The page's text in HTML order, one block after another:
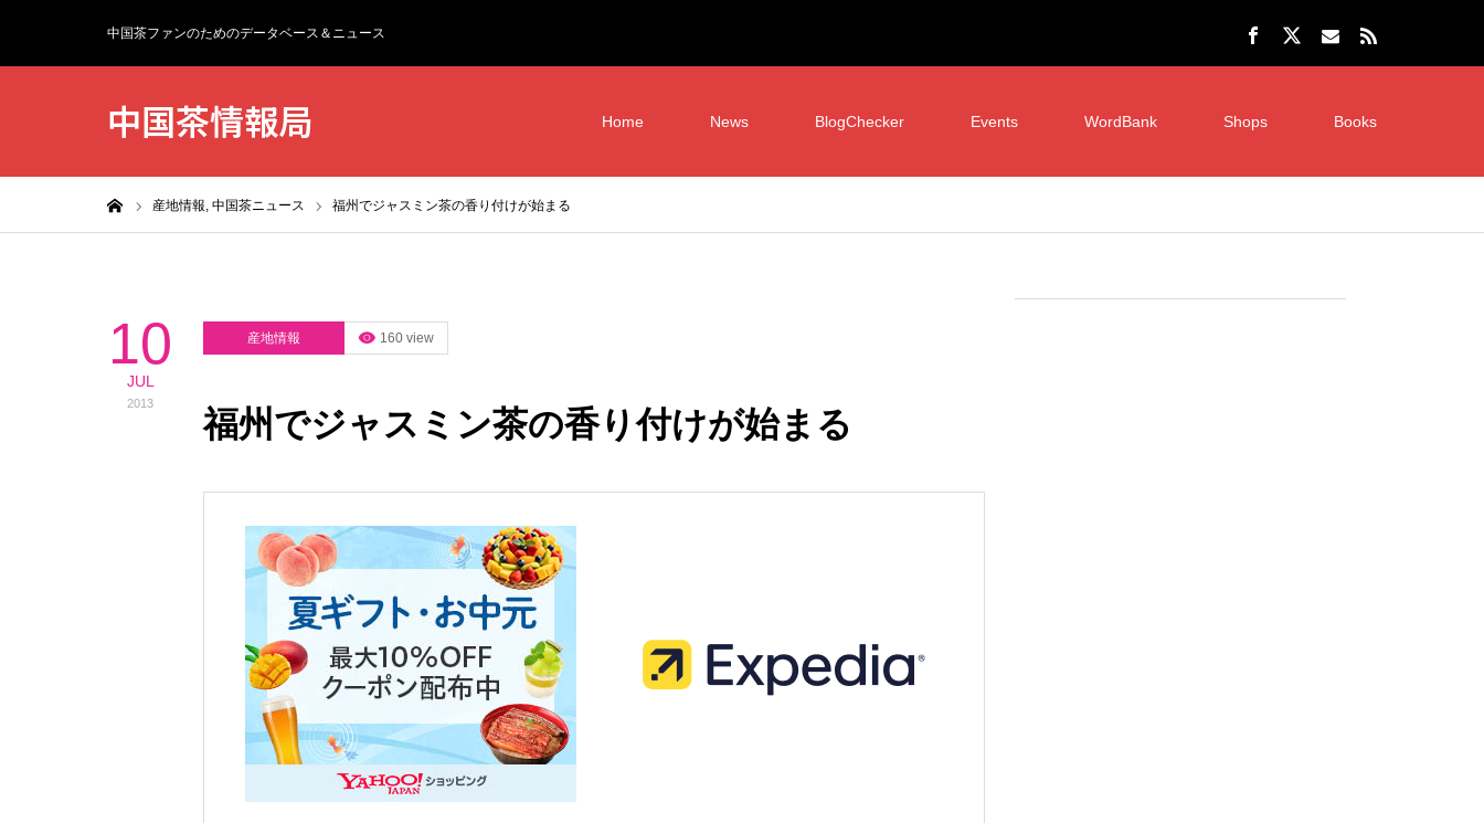
中国茶ファンのためのデータベース＆ニュース
中国茶情報局 Home News BlogChecker Events WordBank Shops Books
産地情報, 中国茶ニュース 福州でジャスミン茶の香り付けが始まる
10
JUL
2013
産地情報 160 view
福州でジャスミン茶の香り付けが始まる